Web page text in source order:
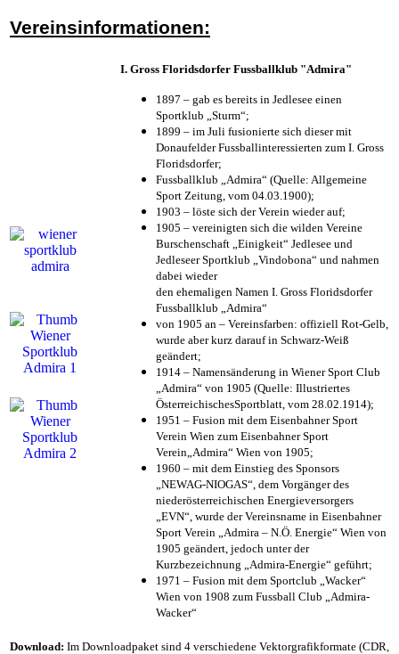
Vereinsinformationen:
I. Gross Floridsdorfer Fussballklub "Admira"
1897 – gab es bereits in Jedlesee einen
Sportklub „Sturm“;
1899 – im Juli fusionierte sich dieser mit
Donaufelder Fussballinteressierten zum I. Gross
Floridsdorfer;
Fussballklub „Admira“ (Quelle: Allgemeine
Sport Zeitung, vom 04.03.1900);
1903 – löste sich der Verein wieder auf;
1905 – vereinigten sich die wilden Vereine
Burschenschaft „Einigkeit“ Jedlesee und
Jedleseer Sportklub „Vindobona“ und nahmen
dabei wieder
den ehemaligen Namen I. Gross Floridsdorfer
Fussballklub „Admira“
von 1905 an – Vereinsfarben: offiziell Rot-Gelb,
wurde aber kurz darauf in Schwarz-Weiß
geändert;
1914 – Namensänderung in Wiener Sport Club
„Admira“ von 1905 (Quelle: Illustriertes
ÖsterreichischesSportblatt, vom 28.02.1914);
1951 – Fusion mit dem Eisenbahner Sport
Verein Wien zum Eisenbahner Sport
Verein„Admira“ Wien von 1905;
1960 – mit dem Einstieg des Sponsors
„NEWAG-NIOGAS“, dem Vorgänger des
niederösterreichischen Energieversorgers
„EVN“, wurde der Vereinsname in Eisenbahner
Sport Verein „Admira – N.Ö. Energie“ Wien von
1905 geändert, jedoch unter der
Kurzbezeichnung „Admira-Energie“ geführt;
1971 – Fusion mit dem Sportclub „Wacker“
Wien von 1908 zum Fussball Club „Admira-
Wacker“
Download: Im Downloadpaket sind 4 verschiedene Vektorgrafikformate (CDR,